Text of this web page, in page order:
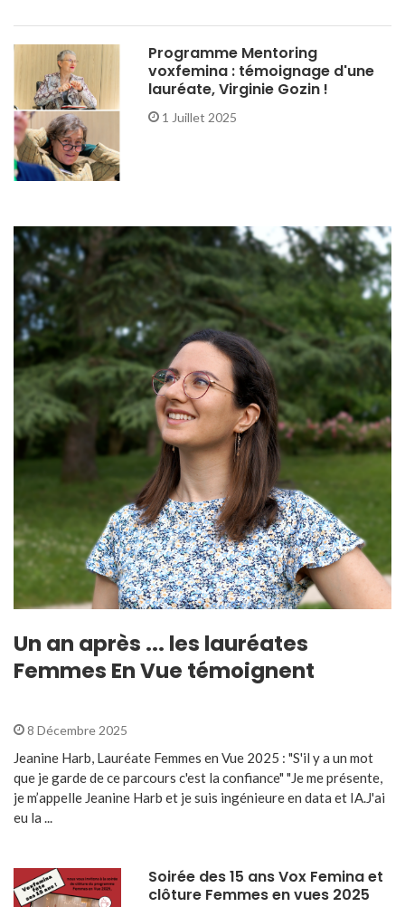
Programme Mentoring
voxfemina : témoignage d'une
lauréate, Virginie Gozin !
1 Juillet 2025
Un an après ... les lauréates
Femmes En Vue témoignent
8 Décembre 2025
Jeanine Harb, Lauréate Femmes en Vue 2025 : "S'il y a un mot
que je garde de ce parcours c'est la confiance" "Je me présente,
je m’appelle Jeanine Harb et je suis ingénieure en data et IA.J'ai
eu la ...
Soirée des 15 ans Vox Femina et
clôture Femmes en vues 2025